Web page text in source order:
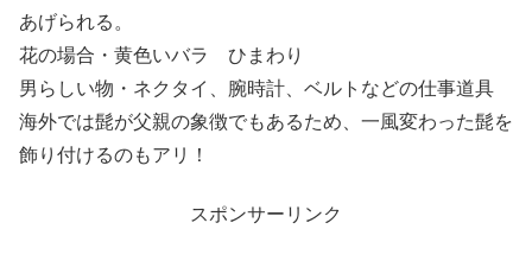
あげられる。
花の場合・黄色いバラ ひまわり
男らしい物・ネクタイ、腕時計、ベルトなどの仕事道具
海外では髭が父親の象徴でもあるため、一風変わった髭を
飾り付けるのもアリ！
スポンサーリンク